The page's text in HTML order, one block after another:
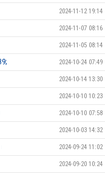
2024-11-12 19:14
2024-11-07 08:16
2024-11-05 08:14
2024-10-24 07:49
2024-10-14 13:30
2024-10-10 10:23
2024-10-10 07:58
2024-10-03 14:32
2024-09-24 11:02
2024-09-20 10:24